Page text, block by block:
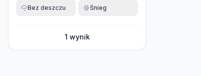
Bez deszczu Śnieg
1 wynik